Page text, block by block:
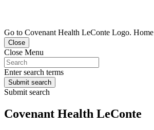
Go to Covenant Health LeConte Logo. Home
Close
Close Menu
Enter search terms
Submit search
Submit search
Covenant Health LeConte